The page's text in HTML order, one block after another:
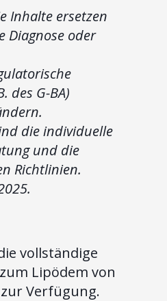
Inhalte ersetzen
Diagnose oder
des G-BA)
die individuelle
und die
Richtlinien.
vollständige
Lipödem von
zur Verfügung.